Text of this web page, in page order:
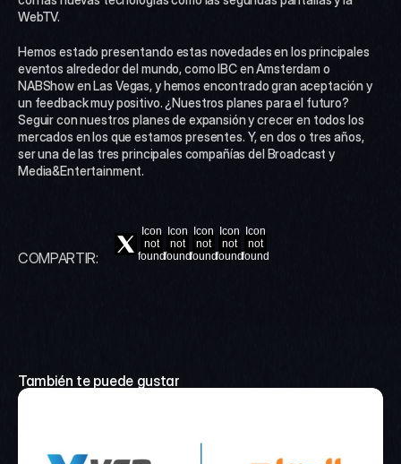
WebTV.
Hemos estado presentando estas novedades en los principales
eventos alrededor del mundo, como IBC en Amsterdam o
NABShow en Las Vegas, y hemos encontrado gran aceptación y
un feedback muy positivo. ¿Nuestros planes para el futuro?
Seguir con nuestros planes de expansión y crecer en todos los
mercados en los que estamos presentes. Y, en dos o tres años,
ser una de las tres principales compañías del Broadcast y
Media&Entertainment.
COMPARTIR:
Icon
not
found
Icon
not
found
Icon
not
found
Icon
not
found
Icon
not
found
También te puede gustar